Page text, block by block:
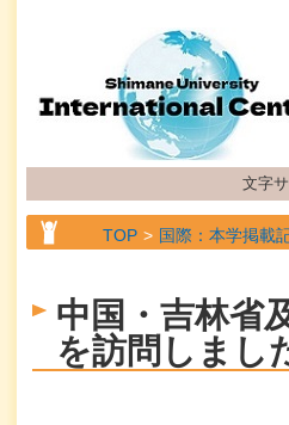
文字
TOP 国際：本学掲載
TOP 国際：本学掲載
TOP 国際：本学掲載
中国・吉林省
を訪問しまし